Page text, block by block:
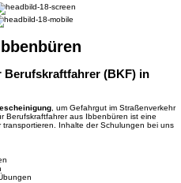
Berufskraftfahrer (BKF) in
, um Gefahrgut im Straßenverkehr
Berufskraftfahrer aus Ibbenbüren ist eine
Inhalte der Schulungen bei uns